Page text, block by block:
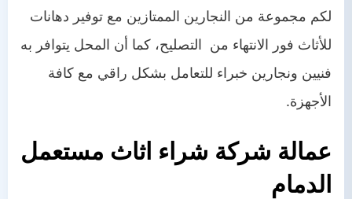
لكم مجموعة من النجارين الممتازين مع توفير دهانات
للأثاث فور الانتهاء من التصليح، كما أن المحل يتوافر به
فنيين ونجارين خبراء للتعامل بشكل راقي مع كافة
الأجهزة.
عمالة شركة شراء اثاث مستعمل
الدمام